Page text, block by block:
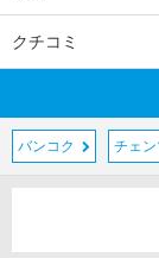
クチコミ
バンコク チェン